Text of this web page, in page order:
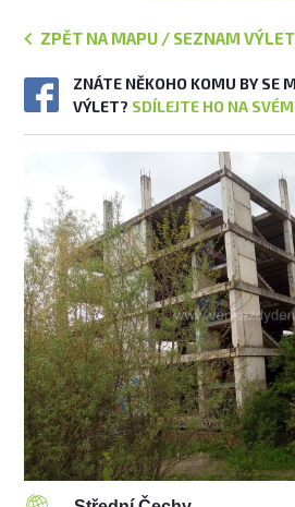
ZPĚT NA MAPU / SEZNAM
ZNÁTE NĚKOHO KOMU BY SE
VÝLET? SDÍLEJTE HO NA